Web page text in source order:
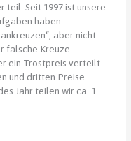
teil. Seit 1997 ist unsere
haben
aber nicht
falsche Kreuze.
ein Trostpreis verteilt
und dritten Preise
Jahr teilen wir ca. 1